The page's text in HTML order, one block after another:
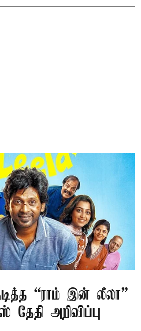
“ராம் இன் லீலா”
தேதி அறிவிப்பு